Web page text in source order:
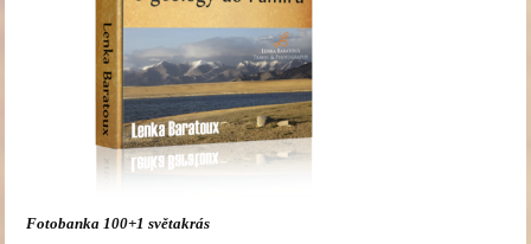
Fotobanka 100+1 světakrás